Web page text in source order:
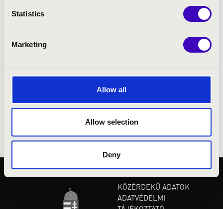
Statistics
Marketing
Allow all
Allow selection
Deny
Kovács Ágnes 2015 augusztusában debütált
a Salzburgi Ünnepi játékokon mint Second
operájában, Thomas Hengelbrock
vezényletével. A 2016/7-es szezonban
operájában Giulietta szerepében volt
hallható a Hamburgi Allee-Theateben.
KÖZÉRDEKŰ ADATOK
ADATVÉDELMI